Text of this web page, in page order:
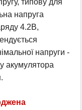
типову для
напруга
4.2В,
напруги -
акумулятора